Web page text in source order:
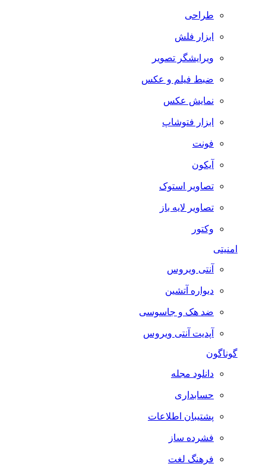
طراحی
ابزار فلش
ویرایشگر تصویر
ضبط فيلم و عكس
نمایش عکس
ابزار فتوشاپ
فونت
آیکون
تصاویر استوک
تصاویر لایه باز
وکتور
امنیتی
آنتی ویروس
دیواره آتشین
ضد هک و جاسوسی
آپدیت آنتی ویروس
گوناگون
دانلود مجله
حسابداری
پشتیبان اطلاعات
فشرده ساز
فرهنگ لغت